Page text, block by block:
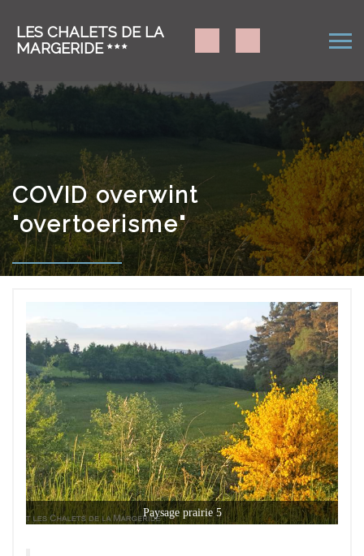
LES CHALETS DE LA
MARGERIDE
COVID overwint
"overtoerisme"
Paysage prairie 5